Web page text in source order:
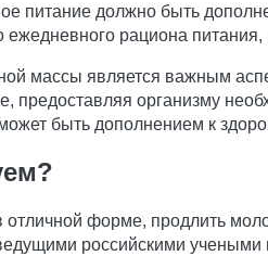
питание должно быть
ежедневного рациона
массы является важным
предоставляя организму
быть дополнением к
форме, продлить
российскими